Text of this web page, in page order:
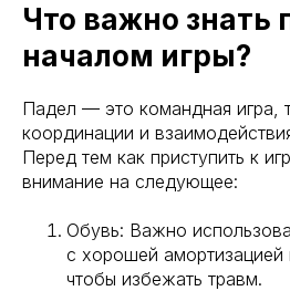
Что важно знать
началом игры?
Падел — это командная игра,
координации и
Перед тем как приступить к
внимание на следующее:
Обувь: Важно
с хорошей
чтобы избежать травм.